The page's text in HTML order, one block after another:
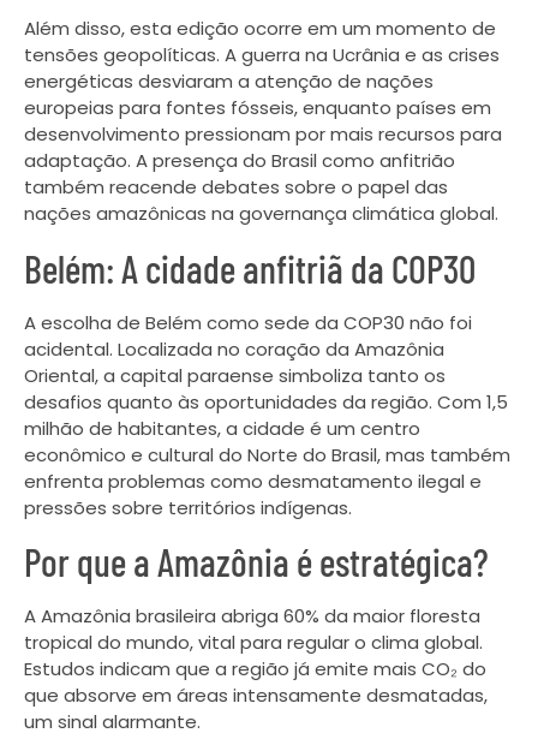
Além disso, esta edição ocorre em um momento de
tensões geopolíticas. A guerra na Ucrânia e as crises
energéticas desviaram a atenção de nações
europeias para fontes fósseis, enquanto países em
desenvolvimento pressionam por mais recursos para
adaptação. A presença do Brasil como anfitrião
também reacende debates sobre o papel das
nações amazônicas na governança climática global.
Belém: A cidade anfitriã da COP30
A escolha de Belém como sede da COP30 não foi
acidental. Localizada no coração da Amazônia
Oriental, a capital paraense simboliza tanto os
desafios quanto às oportunidades da região. Com 1,5
milhão de habitantes, a cidade é um centro
econômico e cultural do Norte do Brasil, mas também
enfrenta problemas como desmatamento ilegal e
pressões sobre territórios indígenas.
Por que a Amazônia é estratégica?
A Amazônia brasileira abriga 60% da maior floresta
tropical do mundo, vital para regular o clima global.
Estudos indicam que a região já emite mais CO₂ do
que absorve em áreas intensamente desmatadas,
um sinal alarmante.